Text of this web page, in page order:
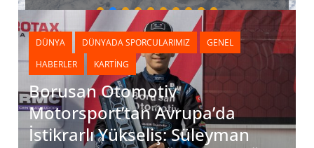
DÜNYA DÜNYADA SPORCULARIMIZ
GENEL
HABERLER
KARTING
Borusan Otomotiv
Motorsport’tan Avrupa’da
İstikrarlı Yükseliş: Süleyman